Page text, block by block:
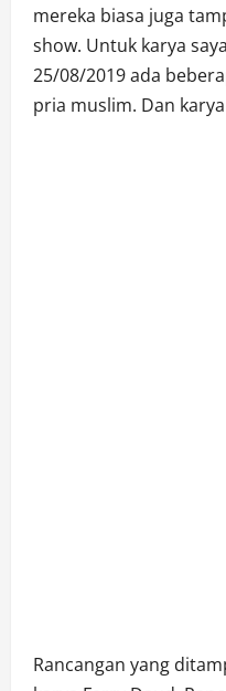
mereka biasa juga
show. Untuk karya
25/08/2019 ada
pria muslim. Dan
Rancangan yang